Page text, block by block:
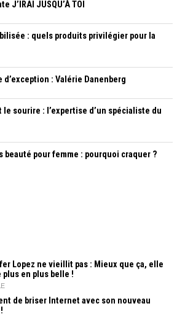
J’IRAI JUSQU’À TOI
: quels produits privilégier pour la
: Valérie Danenberg
sourire : l’expertise d’un spécialiste du
beauté pour femme : pourquoi craquer ?
Lopez ne vieillit pas : Mieux que ça, elle
plus en plus belle !
de briser Internet avec son nouveau